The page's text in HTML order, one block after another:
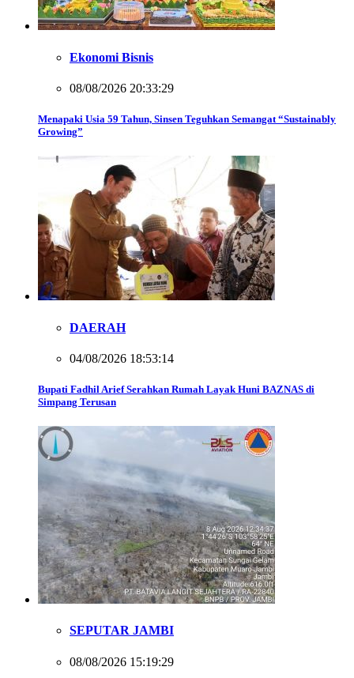
Ekonomi Bisnis
08/08/2026 20:33:29
Menapaki Usia 59 Tahun, Sinsen Teguhkan Semangat “Sustainably
Growing”
DAERAH
04/08/2026 18:53:14
Bupati Fadhil Arief Serahkan Rumah Layak Huni BAZNAS di
Simpang Terusan
SEPUTAR JAMBI
08/08/2026 15:19:29